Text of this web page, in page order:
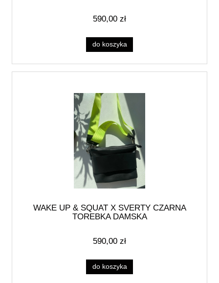
590,00 zł
do koszyka
WAKE UP & SQUAT X SVERTY CZARNA
TOREBKA DAMSKA
590,00 zł
do koszyka